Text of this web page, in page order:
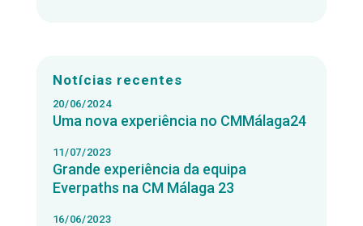
Notícias recentes
Uma nova experiência no CMMálaga24
20/06/2024
Grande experiência da equipa
Everpaths na CM Málaga 23
11/07/2023
16/06/2023